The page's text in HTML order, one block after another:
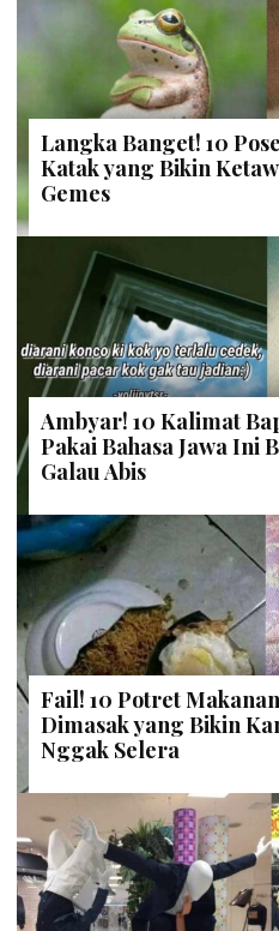
Langka Banget! 10
Katak yang Bikin
Gemes
Ambyar! 10 Kalimat
Pakai Bahasa Jawa Ini
Galau Abis
Fail! 10 Potret
Dimasak yang Bikin
Nggak Selera